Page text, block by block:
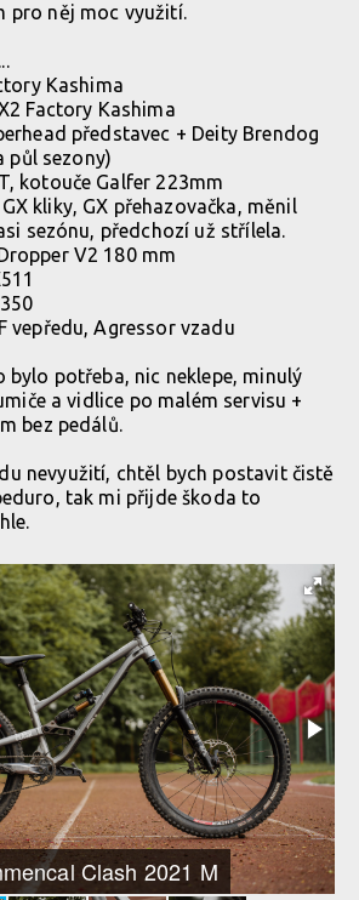
pro něj moc využití.
Kashima
Factory Kashima
představec + Deity Brendog
půl sezony)
kotouče Galfer 223mm
kliky, GX přehazovačka, měnil
sezónu, předchozí už střílela.
V2 180 mm
vepředu, Agressor vzadu
potřeba, nic neklepe, minulý
a vidlice po malém servisu +
bez pedálů.
nevyužití, chtěl bych postavit čistě
tak mi přijde škoda to
Clash 2021 M